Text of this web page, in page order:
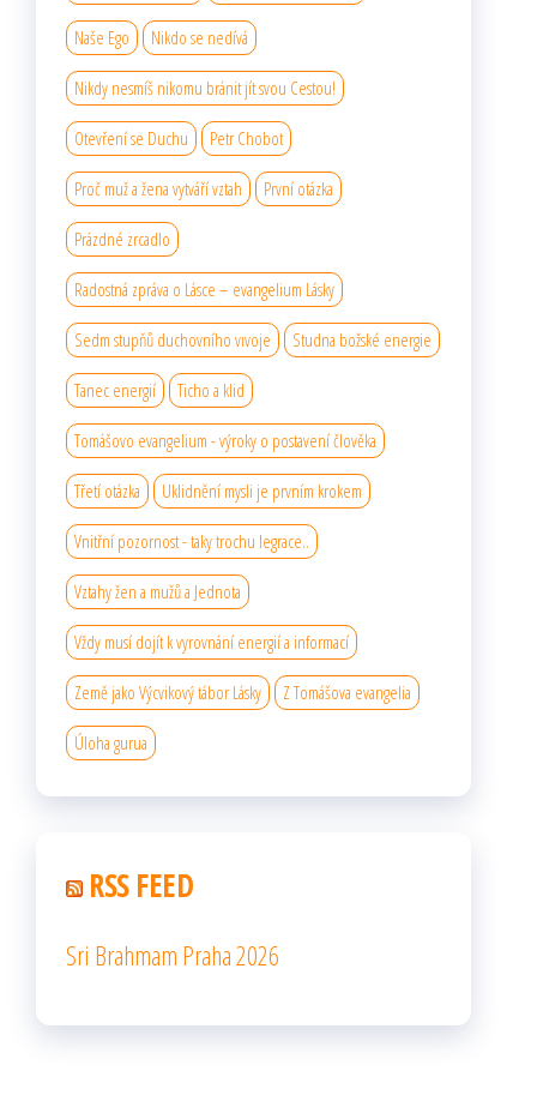
Naše Ego Nikdo se nedívá
Nikdy nesmíš nikomu bránit jít svou Cestou!
Otevření se Duchu Petr Chobot
Proč muž a žena vytváří vztah První otázka
Prázdné zrcadlo
Radostná zpráva o Lásce – evangelium Lásky
Sedm stupňů duchovního vıvoje Studna božské energie
Tanec energií Ticho a klid
Tomášovo evangelium - výroky o postavení člověka
Třetí otázka Uklidnění mysli je prvním krokem
Vnitřní pozornost - taky trochu legrace..
Vztahy žen a mužů a Jednota
Vždy musí dojít k vyrovnání energií a informací
Země jako Výcvikový tábor Lásky Z Tomášova evangelia
Úloha gurua
RSS FEED
Sri Brahmam Praha 2026